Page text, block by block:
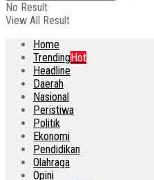
No Result
View All Result
Home
TrendingHot
Headline
Daerah
Nasional
Peristiwa
Politik
Ekonomi
Pendidikan
Olahraga
Opini